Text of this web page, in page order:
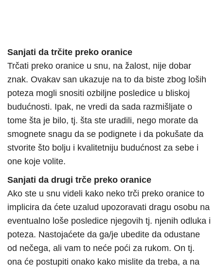
Sanjati da trčite preko oranice
Trčati preko oranice u snu, na žalost, nije dobar
znak. Ovakav san ukazuje na to da biste zbog loših
poteza mogli snositi ozbiljne posledice u bliskoj
budućnosti. Ipak, ne vredi da sada razmišljate o
tome šta je bilo, tj. šta ste uradili, nego morate da
smognete snagu da se podignete i da pokušate da
stvorite što bolju i kvalitetniju budućnost za sebe i
one koje volite.
Sanjati da drugi trče preko oranice
Ako ste u snu videli kako neko trči preko oranice to
implicira da ćete uzalud upozoravati dragu osobu na
eventualno loše posledice njegovih tj. njenih odluka i
poteza. Nastojaćete da ga/je ubedite da odustane
od nečega, ali vam to neće poći za rukom. On tj.
ona će postupiti onako kako mislite da treba, a na